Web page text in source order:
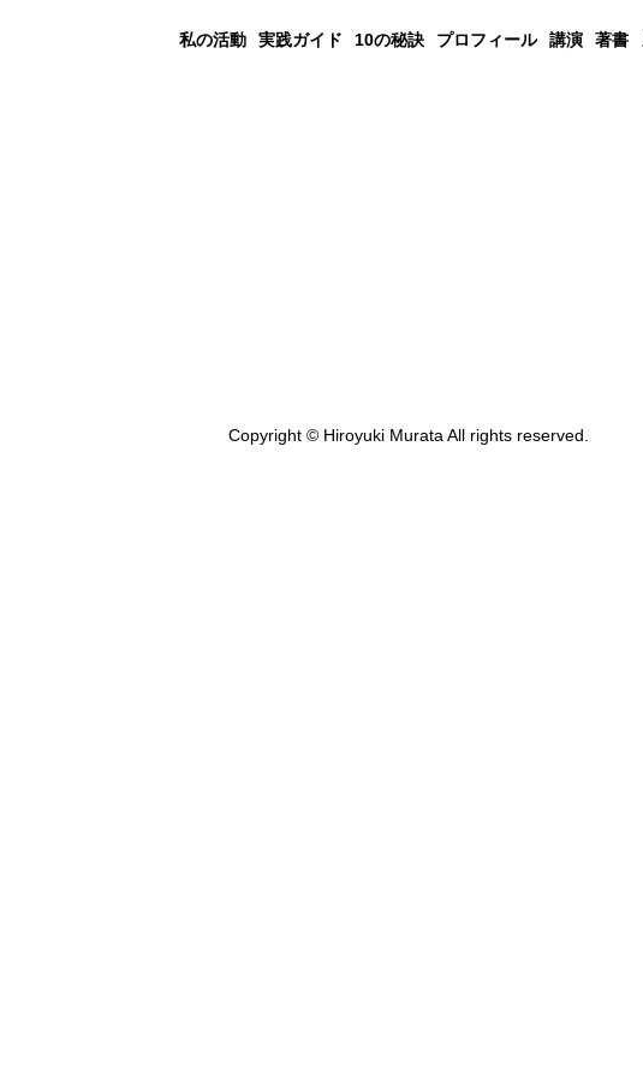
私の活動 実践ガイド 10の秘訣 プロフィール 講演 著書
Copyright © Hiroyuki Murata All rights reserved.